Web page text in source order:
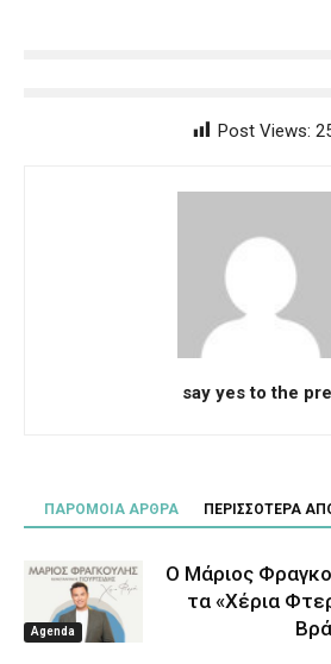
Post Views:
say yes to the
ΠΑΡΟΜΟΙΑ ΑΡΘΡΑ ΠΕΡΙΣΣΟΤΕΡΑ
Agenda
Ο Μάριος
τα «Χέρια